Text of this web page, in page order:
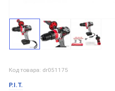
Код товара: dr051175
P.I.T.